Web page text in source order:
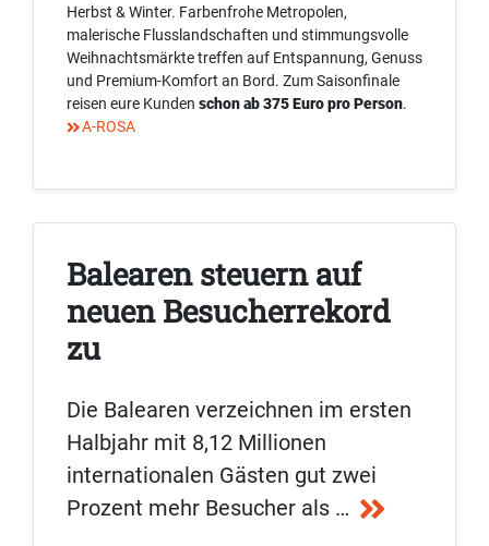
Herbst & Winter. Farbenfrohe Metropolen,
malerische Flusslandschaften und stimmungsvolle
Weihnachtsmärkte treffen auf Entspannung, Genuss
und Premium-Komfort an Bord. Zum Saisonfinale
reisen eure Kunden schon ab 375 Euro pro Person.
A-ROSA
Balearen steuern auf
neuen Besucherrekord
zu
Die Balearen verzeichnen im ersten
Halbjahr mit 8,12 Millionen
internationalen Gästen gut zwei
Prozent mehr Besucher als …